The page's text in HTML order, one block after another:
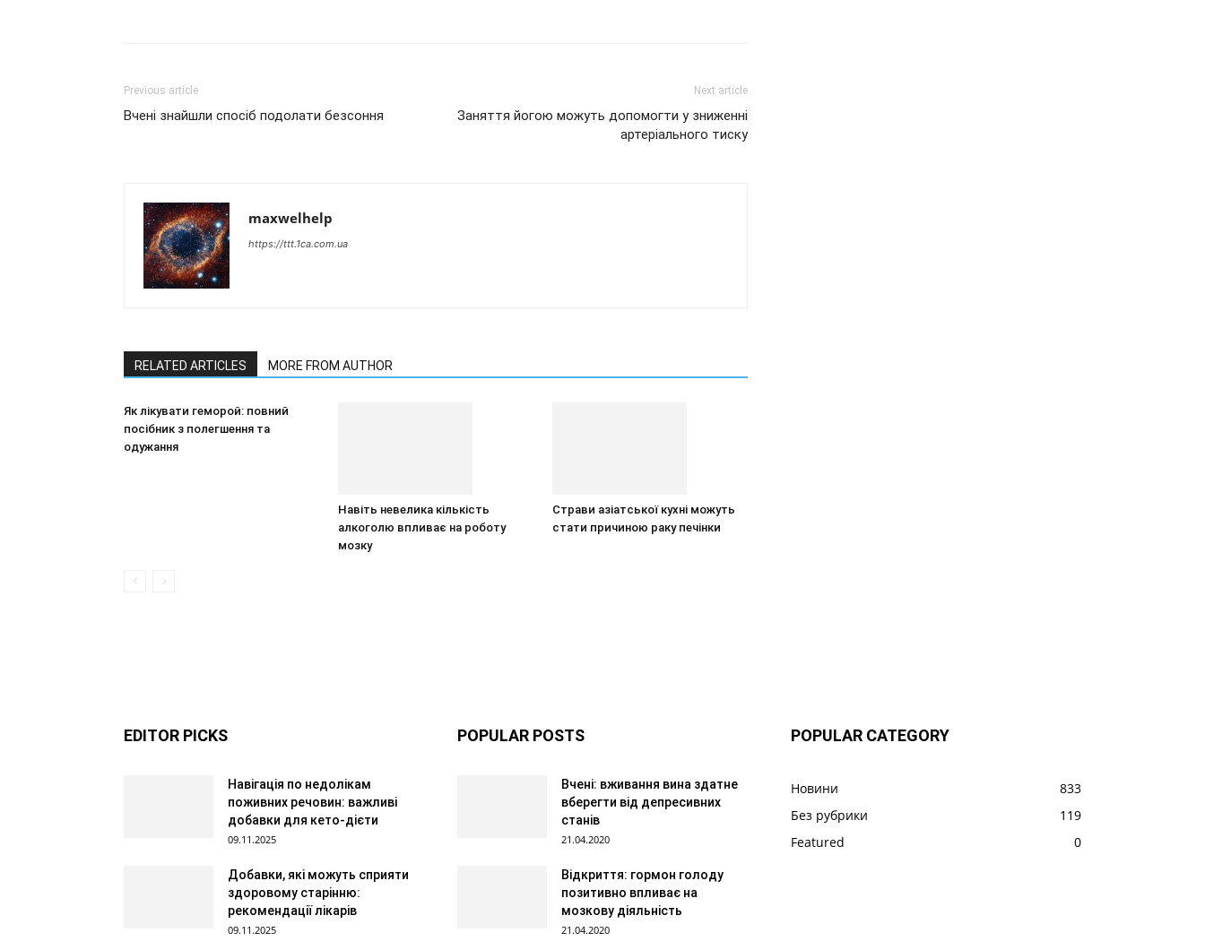
Previous article
Вчені знайшли спосіб подолати безсоння
Next article
Заняття йогою можуть допомогти у зниженні
артеріального тиску
maxwelhelp
https://ttt.1ca.com.ua
RELATED ARTICLES MORE FROM AUTHOR
Як лікувати геморой: повний
посібник з полегшення та
одужання
Навіть невелика кількість
алкоголю впливає на роботу
мозку
Страви азіатської кухні можуть
стати причиною раку печінки
EDITOR PICKS
Навігація по недолікам
поживних речовин: важливі
добавки для кето-дієти
09.11.2025
Добавки, які можуть сприяти
здоровому старінню:
рекомендації лікарів
09.11.2025
POPULAR POSTS
Вчені: вживання вина здатне
вберегти від депресивних
станів
21.04.2020
Відкриття: гормон голоду
позитивно впливає на
мозкову діяльність
21.04.2020
POPULAR CATEGORY
Новини
833
Без рубрики
119
Featured
0